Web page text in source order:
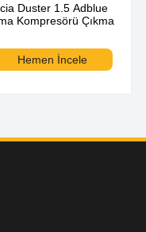
Duster 1.5 Adblue
Kompresörü Çıkma
Hemen İncele